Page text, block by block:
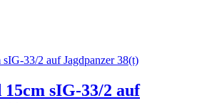
sIG-33/2 auf